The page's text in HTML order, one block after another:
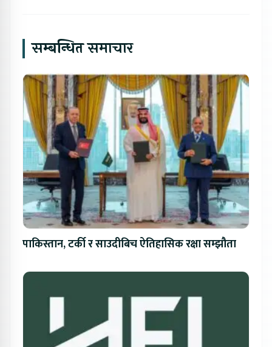
सम्बन्धित समाचार
पाकिस्तान, टर्की र साउदीबिच ऐतिहासिक रक्षा सम्झौता